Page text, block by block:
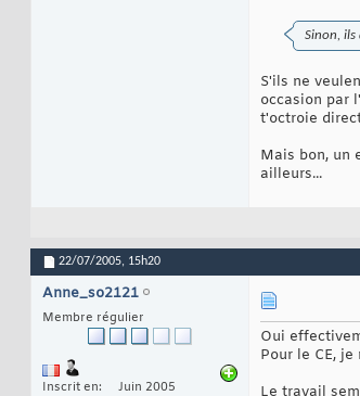
Sinon, ils
S'ils ne
occasion par
t'octroie
Mais bon, un
ailleurs...
22/07/2005, 15h20
Anne_so2121
Membre régulier
Inscrit en
Juin 2005
Oui
Pour le CE, je